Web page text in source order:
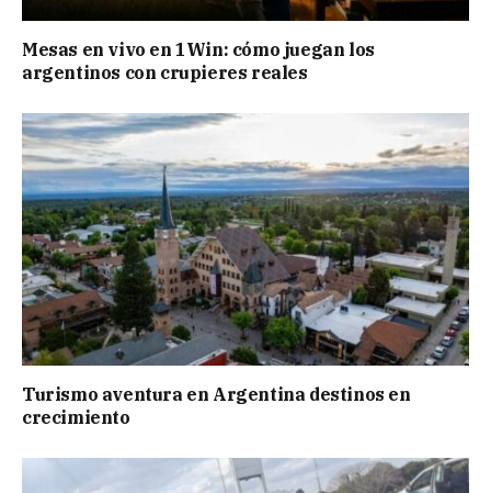
Mesas en vivo en 1Win: cómo juegan los
argentinos con crupieres reales
Turismo aventura en Argentina destinos en
crecimiento